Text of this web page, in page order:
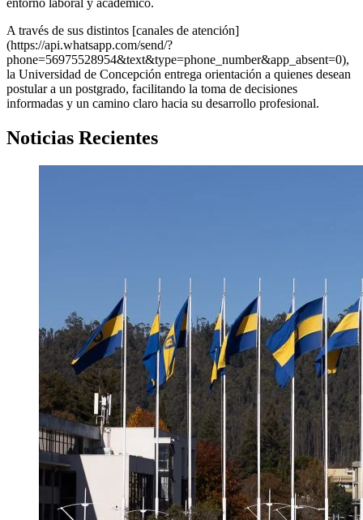
entorno laboral y académico.
A través de sus distintos [canales de atención]
(https://api.whatsapp.com/send/?
phone=56975528954&text&type=phone_number&app_absent=0),
la Universidad de Concepción entrega orientación a quienes desean
postular a un postgrado, facilitando la toma de decisiones
informadas y un camino claro hacia su desarrollo profesional.
Noticias Recientes